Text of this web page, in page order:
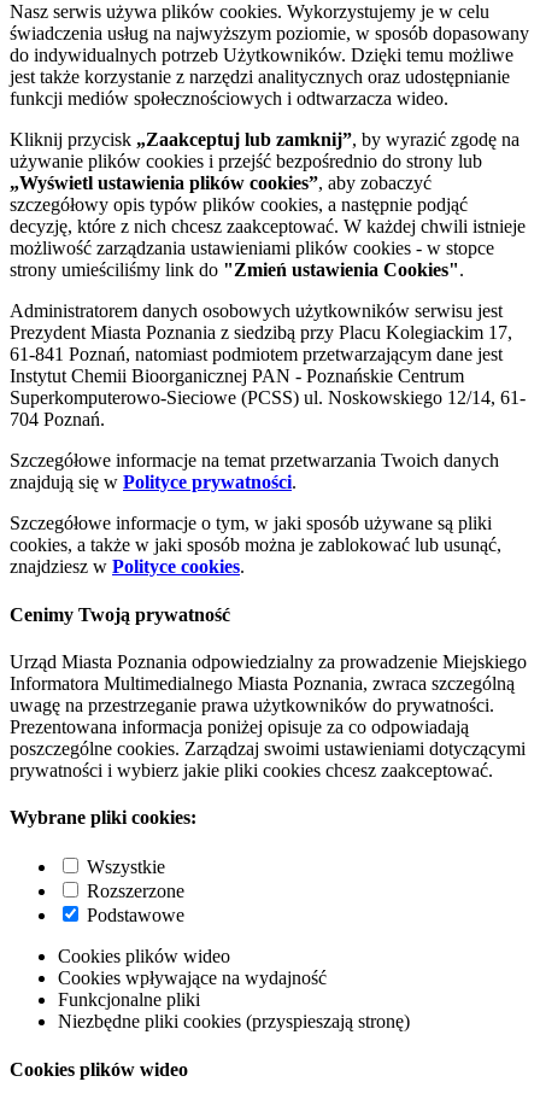
Nasz serwis używa plików cookies. Wykorzystujemy je w celu
świadczenia usług na najwyższym poziomie, w sposób dopasowany
do indywidualnych potrzeb Użytkowników. Dzięki temu możliwe
jest także korzystanie z narzędzi analitycznych oraz udostępnianie
funkcji mediów społecznościowych i odtwarzacza wideo.
Kliknij przycisk „Zaakceptuj lub zamknij”, by wyrazić zgodę na
używanie plików cookies i przejść bezpośrednio do strony lub
„Wyświetl ustawienia plików cookies”, aby zobaczyć
szczegółowy opis typów plików cookies, a następnie podjąć
decyzję, które z nich chcesz zaakceptować. W każdej chwili istnieje
możliwość zarządzania ustawieniami plików cookies - w stopce
strony umieściliśmy link do "Zmień ustawienia Cookies".
Administratorem danych osobowych użytkowników serwisu jest
Prezydent Miasta Poznania z siedzibą przy Placu Kolegiackim 17,
61-841 Poznań, natomiast podmiotem przetwarzającym dane jest
Instytut Chemii Bioorganicznej PAN - Poznańskie Centrum
Superkomputerowo-Sieciowe (PCSS) ul. Noskowskiego 12/14, 61-
704 Poznań.
Szczegółowe informacje na temat przetwarzania Twoich danych
znajdują się w Polityce prywatności.
Szczegółowe informacje o tym, w jaki sposób używane są pliki
cookies, a także w jaki sposób można je zablokować lub usunąć,
znajdziesz w Polityce cookies.
Cenimy Twoją prywatność
Urząd Miasta Poznania odpowiedzialny za prowadzenie Miejskiego
Informatora Multimedialnego Miasta Poznania, zwraca szczególną
uwagę na przestrzeganie prawa użytkowników do prywatności.
Prezentowana informacja poniżej opisuje za co odpowiadają
poszczególne cookies. Zarządzaj swoimi ustawieniami dotyczącymi
prywatności i wybierz jakie pliki cookies chcesz zaakceptować.
Wybrane pliki cookies:
Wszystkie
Rozszerzone
Podstawowe
Cookies plików wideo
Cookies wpływające na wydajność
Funkcjonalne pliki
Niezbędne pliki cookies (przyspieszają stronę)
Cookies plików wideo